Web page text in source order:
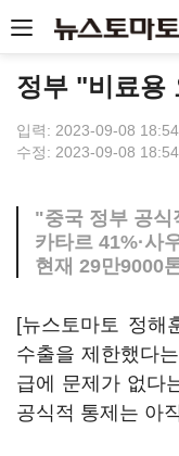
정부 "비료용
입력: 2023-09-08
수정: 2023-09-08
"중국 정부 공식
카타르 41%·사
현재 29만9000
[뉴스토마토 정해
수출을 제한했다
급에 문제가 없다
공식적 통제는 아